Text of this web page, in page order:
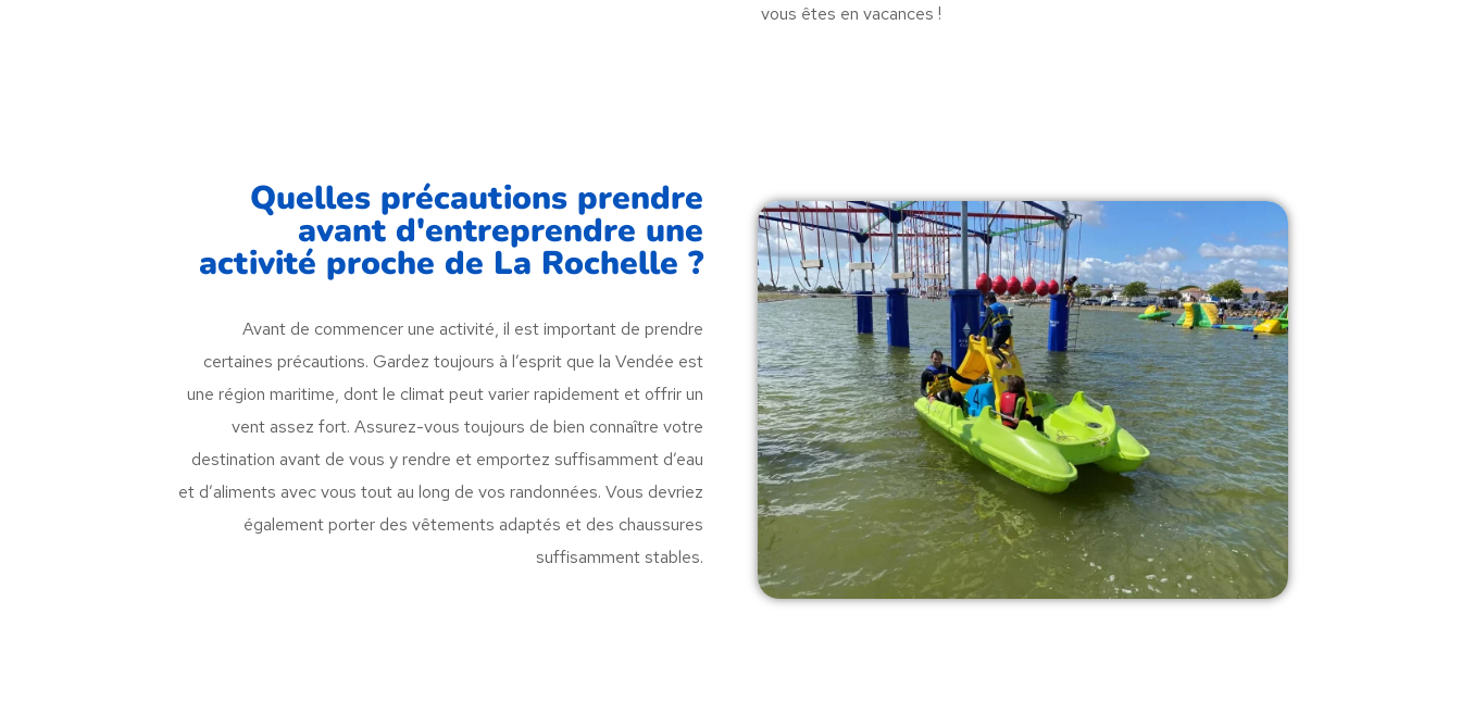
vous êtes en vacances !
Quelles précautions prendre
avant d'entreprendre une
activité proche de La Rochelle ?
Avant de commencer une activité, il est important de prendre
certaines précautions. Gardez toujours à l’esprit que la Vendée est
une région maritime, dont le climat peut varier rapidement et offrir un
vent assez fort. Assurez-vous toujours de bien connaître votre
destination avant de vous y rendre et emportez suffisamment d’eau
et d’aliments avec vous tout au long de vos randonnées. Vous devriez
également porter des vêtements adaptés et des chaussures
suffisamment stables.